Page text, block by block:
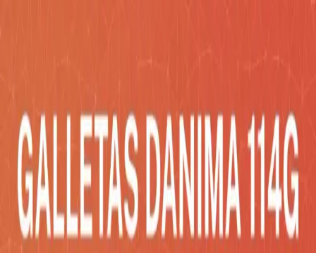
Inicio Catálogo Desarrollos BlogEmpresaContacto
Social
COTIZA AHORA
Hogar y Cocina
GALLETAS DANIMA